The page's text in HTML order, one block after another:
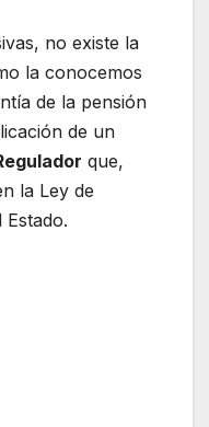
no existe la
la conocemos
de la pensión
de un
que,
la Ley de